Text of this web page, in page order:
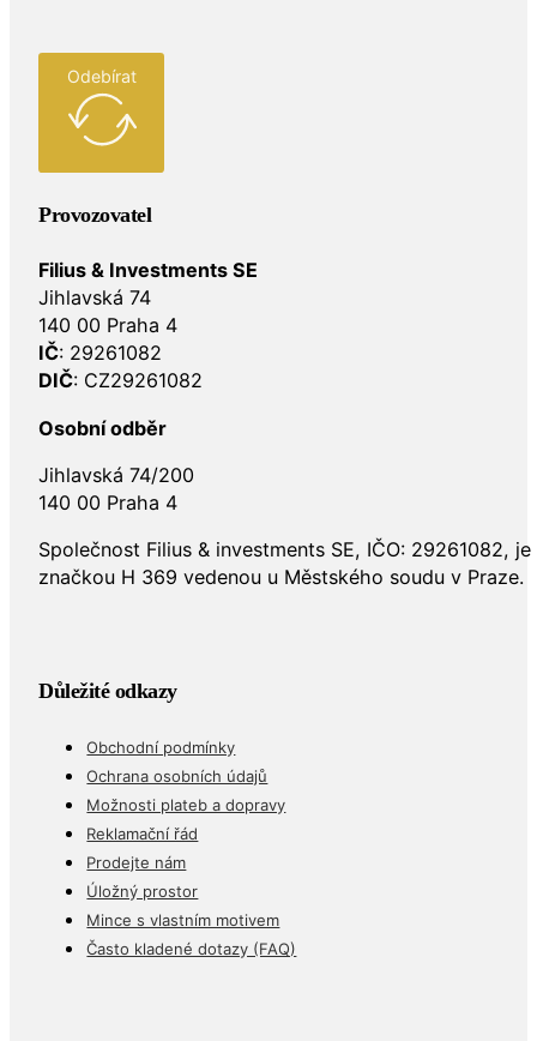
Odebírat
Provozovatel
Filius & Investments SE
Jihlavská 74
140 00 Praha 4
IČ: 29261082
DIČ: CZ29261082
Osobní odběr
Jihlavská 74/200
140 00 Praha 4
Společnost Filius & investments SE, IČO: 29261082,
značkou H 369 vedenou u Městského soudu v Praze.
Důležité odkazy
Obchodní podmínky
Ochrana osobních údajů
Možnosti plateb a dopravy
Reklamační řád
Prodejte nám
Úložný prostor
Mince s vlastním motivem
Často kladené dotazy (FAQ)